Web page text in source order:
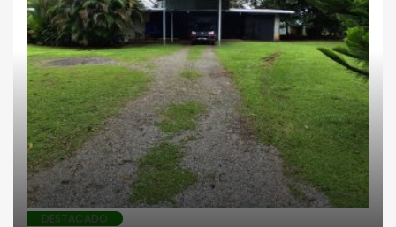
CasasGalerasInversiones
Locales comercialesNegocios
DESTACADO